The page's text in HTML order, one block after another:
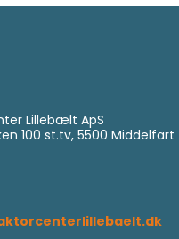
Lillebælt ApS
100 st.tv, 5500 Middelfart